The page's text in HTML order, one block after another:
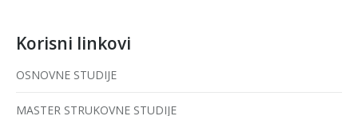
Korisni linkovi
OSNOVNE STUDIJE
MASTER STRUKOVNE STUDIJE